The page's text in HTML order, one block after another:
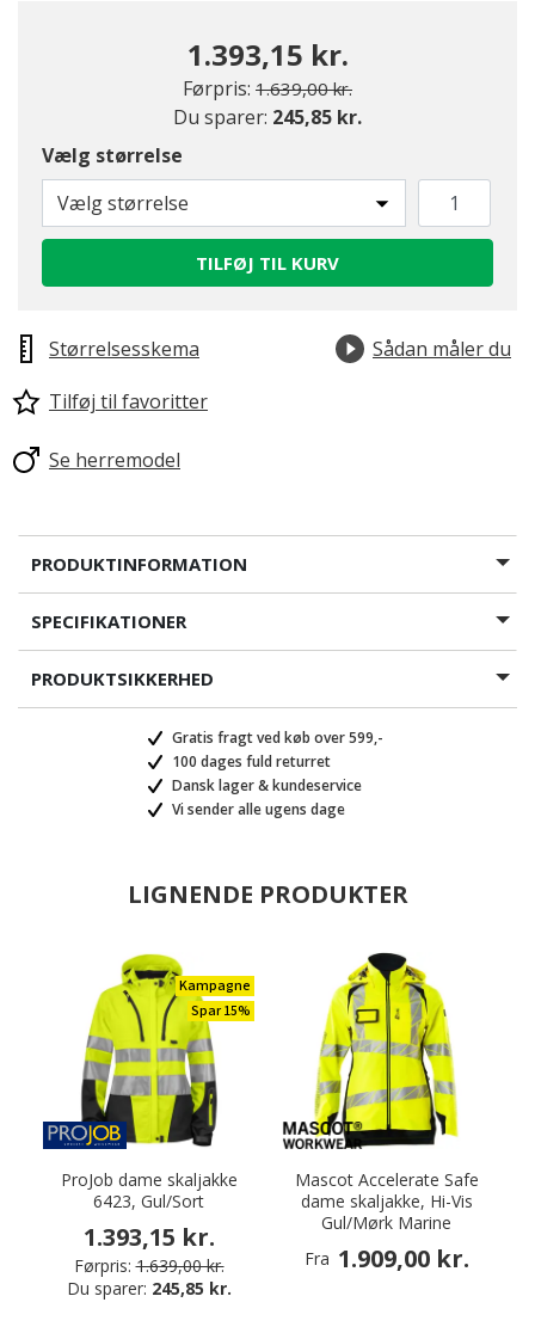
1.393,15 kr.
Førpris: Pris nedsat fra
1.639,00 kr.til
Du sparer: 245,85 kr.
Vælg størrelse
Vælg størrelse
TILFØJ TIL KURV
Størrelsesskema
Sådan måler du
Tilføj til favoritter
Se herremodel
PRODUKTINFORMATION
SPECIFIKATIONER
PRODUKTSIKKERHED
Gratis fragt ved køb over 599,-
100 dages fuld returret
Dansk lager & kundeservice
Vi sender alle ugens dage
LIGNENDE PRODUKTER
Kampagne
Spar 15%
ProJob dame skaljakke
6423, Gul/Sort
1.393,15 kr.
Førpris: 1.639,00 kr.
Du sparer: 245,85 kr.
Mascot Accelerate Safe
dame skaljakke, Hi-Vis
Gul/Mørk Marine
Fra 1.909,00 kr.